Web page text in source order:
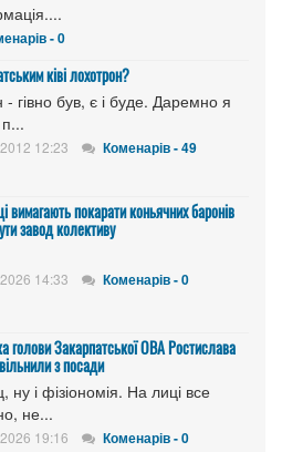
- 0
ківі лохотрон?
- гівно був, є і буде. Даремно я
12:23 Коменарів - 49
вимагають покарати коньячних баронів
завод колективу
14:33 Коменарів - 0
голови Закарпатської ОВА Ростислава
з посади
ну і фізіономія. На лиці все
не...
19:16 Коменарів - 0